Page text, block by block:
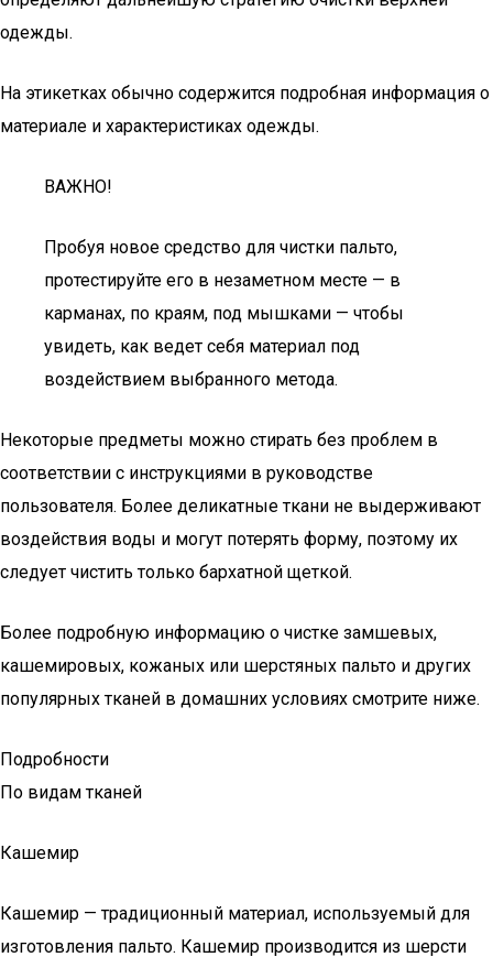
одежды.
На этикетках обычно содержится подробная информация о
материале и характеристиках одежды.
ВАЖНО!
Пробуя новое средство для чистки пальто,
протестируйте его в незаметном месте — в
карманах, по краям, под мышками — чтобы
увидеть, как ведет себя материал под
воздействием выбранного метода.
Некоторые предметы можно стирать без проблем в
соответствии с инструкциями в руководстве
пользователя. Более деликатные ткани не выдерживают
воздействия воды и могут потерять форму, поэтому их
следует чистить только бархатной щеткой.
Более подробную информацию о чистке замшевых,
кашемировых, кожаных или шерстяных пальто и других
популярных тканей в домашних условиях смотрите ниже.
Подробности
По видам тканей
Кашемир
Кашемир — традиционный материал, используемый для
изготовления пальто. Кашемир производится из шерсти